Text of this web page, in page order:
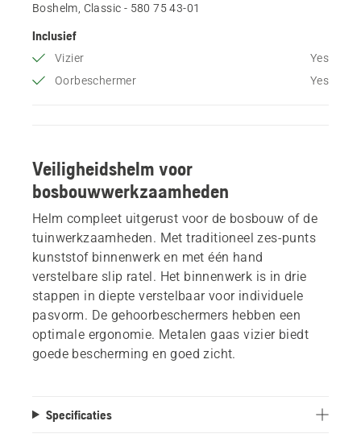
Boshelm, Classic - 580 75 43‑01
Inclusief
Vizier
Yes
Oorbeschermer
Yes
Veiligheidshelm voor
bosbouwwerkzaamheden
Helm compleet uitgerust voor de bosbouw of de
tuinwerkzaamheden. Met traditioneel zes-punts
kunststof binnenwerk en met één hand
verstelbare slip ratel. Het binnenwerk is in drie
stappen in diepte verstelbaar voor individuele
pasvorm. De gehoorbeschermers hebben een
optimale ergonomie. Metalen gaas vizier biedt
goede bescherming en goed zicht.
Specificaties